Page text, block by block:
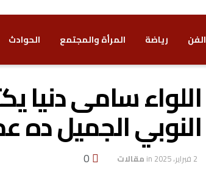
الفن رياضة ‏المرأة والمجتمع ‏الحوادث
اللواء سامى دنيا
النوبي الجميل ده
2 فبراير، 2025 in مقالات